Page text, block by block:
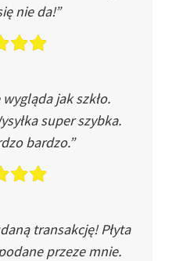
nie da!”
jak szkło.
super szybka.
bardzo.”
transakcję! Płyta
przeze mnie.